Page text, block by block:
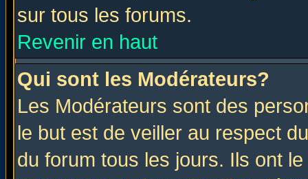
sur tous les forums.
Revenir en haut
Qui sont les Modérateurs?
Les Modérateurs sont des
le but est de veiller au respect
du forum tous les jours. Ils ont